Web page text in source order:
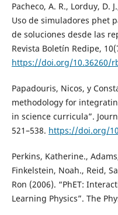
Pacheco, A. R., Lorduy, D.
Uso de simuladores phet
de soluciones desde las
Revista Boletín Redipe,
https://doi.org/10.36260/
Papadouris, Nicos, y
methodology for
in science curricula”.
521–538. https://doi.org/
Perkins, Katherine.,
Finkelstein, Noah., Reid,
Ron (2006). “PhET:
Learning Physics”. The